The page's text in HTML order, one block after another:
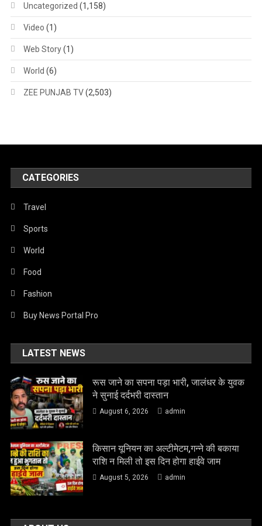
Uncategorized (1,158)
Video (1)
Web Story(1)
World (6)
ZEE PUNJAB TV(2,503)
CATEGORIES
Travel
Sports
World
Food
Fashion
Buy News Portal Pro
LATEST NEWS
रूस जाने का सपना पड़ा भारी, जालंधर के युवक
ने सुनाई दर्दभरी दास्तान
August 6, 2026 admin
किसान यूनियन का अल्टीमेटम,गन्ने की बकाया
राशि न मिली तो इस दिन होगा हाईवे जाम
August 5, 2026 admin